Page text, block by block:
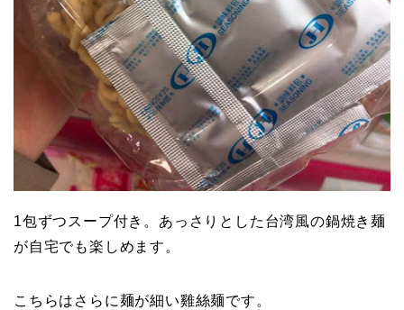
1包ずつスープ付き。あっさりとした台湾風の鍋焼き麺
が自宅でも楽しめます。
こちらはさらに麺が細い雞絲麺です。